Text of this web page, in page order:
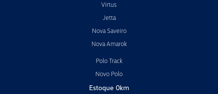
Virtus
Jetta
Nova Saveiro
Nova Amarok
Polo Track
Novo Polo
Estoque 0km